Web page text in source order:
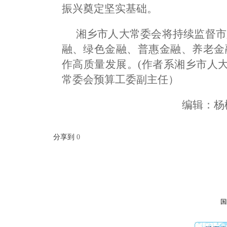
振兴奠定坚实基础。
湘乡市人大常委会将持续监督
融、绿色金融、普惠金融、养老
作高质量发展。(作者系湘乡市人
常委会预算工委副主任）
编辑：
分享到 0